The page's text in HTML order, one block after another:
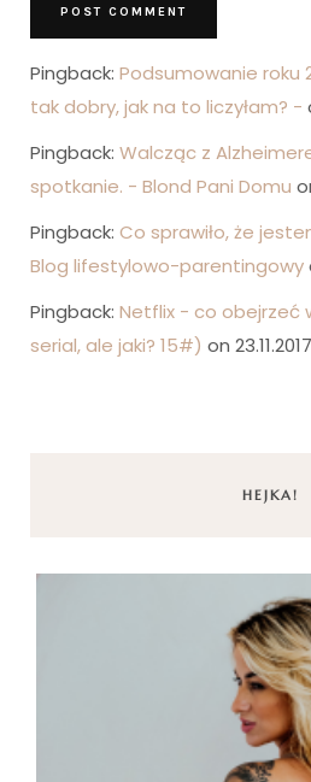
Pingback: Podsumowanie roku
tak dobry, jak na to liczyłam? -
Pingback: Walcząc z
spotkanie. - Blond Pani Domu
Pingback: Co sprawiło, że
Blog lifestylowo-parentingowy
Pingback: Netflix - co obejrzeć
serial, ale jaki? 15#) on 23.11.2017
HEJKA!